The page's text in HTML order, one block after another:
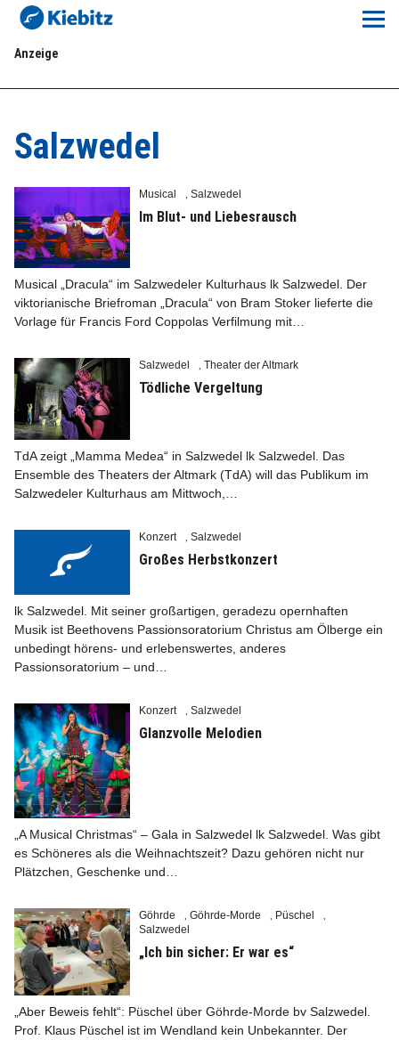
Kiebitz-Online
Anzeigenpreise
Meine Region Online
Elbeflirt
Unser Team
Anzeige
Salzwedel
Musical ,Salzwedel
Im Blut- und Liebesrausch
Musical „Dracula“ im Salzwedeler Kulturhaus lk Salzwedel. Der
viktorianische Briefroman „Dracula“ von Bram Stoker lieferte die
Vorlage für Francis Ford Coppolas Verfilmung mit…
Salzwedel Theater der Altmark
Tödliche Vergeltung
TdA zeigt „Mamma Medea“ in Salzwedel lk Salzwedel. Das
Ensemble des Theaters der Altmark (TdA) will das Publikum im
Salzwedeler Kulturhaus am Mittwoch,…
Konzert ,Salzwedel
Großes Herbstkonzert
lk Salzwedel. Mit seiner großartigen, geradezu opernhaften
Musik ist Beethovens Passions­oratorium Christus am Ölberge ein
unbedingt hörens- und erlebenswertes, anderes
Passionsoratorium – und…
Konzert ,Salzwedel
Glanzvolle Melodien
„A Musical Christmas“ – Gala in Salzwedel lk Salzwedel. Was gibt
es Schöneres als die Weihnachtszeit? Dazu gehören nicht nur
Plätzchen, Geschenke und…
Göhrde ,Göhrde-Morde , Püschel ,
Salzwedel
„Ich bin sicher: Er war es“
„Aber Beweis fehlt“: Püschel über Göhrde-Morde bv Salzwedel.
Prof. Klaus Püschel ist im Wendland kein Unbekannter. Der